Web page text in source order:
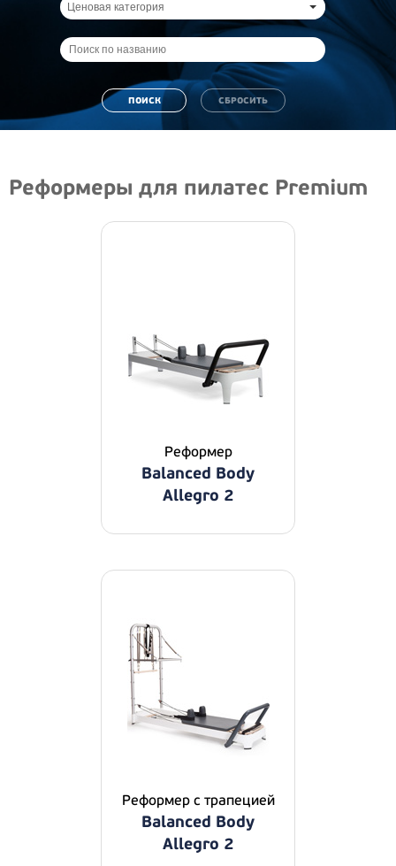
Ценовая категория
Реформеры для пилатес Premium
Реформер
Balanced Body
Allegro 2
Реформер с трапецией
Balanced Body
Allegro 2